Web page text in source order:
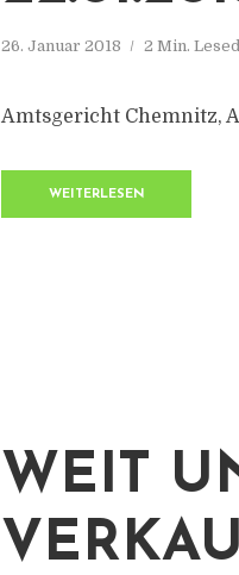
26. Januar 2018 2 Min.
Amtsgericht Chemnitz,
WEITERLESEN
WEIT